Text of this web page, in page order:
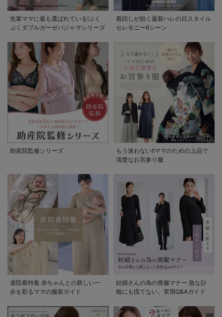
先輩ママに最も選ばれている!ぷく
ぷくダブルガーゼパジャマシリーズ
着回しが効く最新ハレの日スタイル
セレモニー6シーン
助産院監修シリーズ
もう迷わない!!ママのための上品で
清楚なお宮参り服
退院着特集 赤ちゃんとの新しい一
歩を彩るママの服装ガイド
妊婦さんの為の喪服マナー 急な訃
報にも慌てない。実用Q&Aガイド